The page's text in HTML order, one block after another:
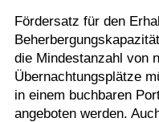
Fördersatz für den
die Mindestanzahl von
Übernachtungsplätze
in einem buchbaren
angeboten werden.